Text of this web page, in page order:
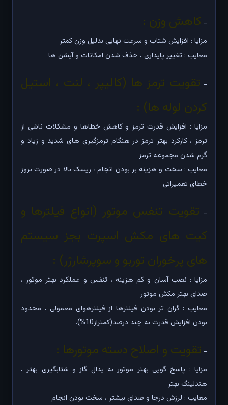
- کاهش وزن :
مزایا : افزایش شتاب و سرعت نهایی بدلیل وزن کمتر
معایب : تغییر پایداری ، حذف شدن امکانات و آپشن ها
- تقویت ترمز ها (کالیپر ، لنت ، استیل
کردن لوله ها) :
مزایا : افزایش قدرت ترمز و کاهش خطاها و مشکلات ناشی از
ترمز ، کارکرد بهتر ترمز در هنگام ترمزگیری های شدید و زیاد و
گرم شدن مجموعه ترمز
معایب : سخت و هزینه بر بودن انجام ، ریسک بالا در صورت بروز
خطای تعمیراتی
- تقویت تنفس موتور (انواع فیلترها و
کیت های مکش اسپرت بجز سیستم
های پرخوران توربو و سوپرشارژر) :
مزایا : نصب آسان و کم هزینه ، تنفس و عملکرد بهتر موتور ،
صدای بهتر مکش موتور
معایب : گران تر بودن فیلترها از فیلترهوای معمولی ، محدود
بودن افزایش قدرت به چند درصد(کمتراز10%).
- تقویت و اصلاح دسته موتورها :
مزایا : پاسخ گویی بهتر موتور به پدال گاز و شتابگیری بهتر ،
هندلینگ بهتر
معایب : لرزش درجا و صدای بیشتر ، سخت بودن انجام